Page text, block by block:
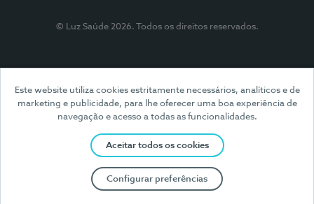
Este website utiliza cookies estritamente necessários, analíticos e de
marketing e publicidade, para lhe oferecer uma boa experiência de
navegação e acesso a todas as funcionalidades.
Aceitar todos os cookies
Configurar preferências
© Luz Saúde 2026. Todos os direitos reservados.